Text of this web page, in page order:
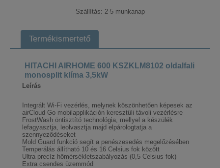
Szállítás: 2-5 munkanap
Termékismertető
HITACHI AIRHOME 600 KSZKLM8102 oldalfali
monosplit klíma 3,5kW
Leírás
Integrált Wi-Fi vezérlés, melynek köszönhetően képesek az
airCloud Go mobilapplikáción keresztüli távoli vezérlésre
FrostWash öntisztító technológia, mellyel a készülék
lefagyasztja, leolvasztja majd elpárologtatja a
szennyeződéseket
Mold Guard funkció segít a penészesedés megelőzésében
Temperálás állítható 10 és 16 Celsius fok között
Ultra precíz hőmérsékletszabályozás (0,5 Celsius fok)
Extra csendes üzemmód